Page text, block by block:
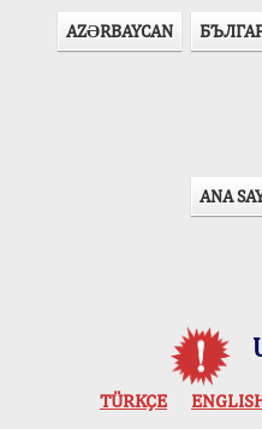
AZӘRBAYCAN
ANA
TÜRKÇE